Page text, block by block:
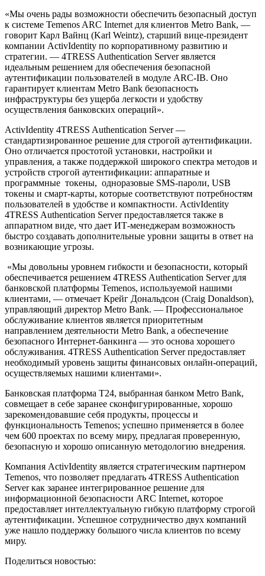
«Мы очень рады возможности обеспечить безопасный доступ
к системе Temenos ARC Internet для клиентов Metro Bank, —
говорит Карл Вайнц (Karl Weintz), старший вице-президент
компании ActivIdentity по корпоративному развитию и
стратегии. — 4TRESS Authentication Server является
идеальным решением для обеспечения безопасной
аутентификации пользователей в модуле ARC-IB. Оно
гарантирует клиентам Metro Bank безопасность
инфраструктуры без ущерба легкости и удобству
осуществления банковских операций».
ActivIdentity 4TRESS Authentication Server —
стандартизированное решение для строгой аутентификации.
Оно отличается простотой установки, настройки и
управления, а также поддержкой широкого спектра методов и
устройств строгой аутентификации: аппаратные и
программные токены, одноразовые SMS-пароли, USB
токены и смарт-карты, которые соответствуют потребностям
пользователей в удобстве и компактности. ActivIdentity
4TRESS Authentication Server предоставляется также в
аппаратном виде, что дает ИТ-менеджерам возможность
быстро создавать дополнительные уровни защиты в ответ на
возникающие угрозы.
«Мы довольны уровнем гибкости и безопасности, который
обеспечивается решением 4TRESS Authentication Server для
банковской платформы Temenos, используемой нашими
клиентами, — отмечает Крейг Дональдсон (Craig Donaldson),
управляющий директор Metro Bank. — Профессиональное
обслуживание клиентов является приоритетным
направлением деятельности Metro Bank, а обеспечение
безопасного Интернет-банкинга — это основа хорошего
обслуживания. 4TRESS Authentication Server предоставляет
необходимый уровень защиты финансовых онлайн-операций,
осуществляемых нашими клиентами».
Банковская платформа Т24, выбранная банком Metro Bank,
совмещает в себе заранее сконфигурированные, хорошо
зарекомендовавшие себя продукты, процессы и
функциональность Temenos; успешно применяется в более
чем 600 проектах по всему миру, предлагая проверенную,
безопасную и хорошо описанную методологию внедрения.
Компания ActivIdentity является стратегическим партнером
Temenos, что позволяет предлагать 4TRESS Authentication
Server как заранее интегрированное решение для
информационной безопасности ARC Internet, которое
предоставляет интеллектуальную гибкую платформу строгой
аутентификации. Успешное сотрудничество двух компаний
уже нашло поддержку большого числа клиентов по всему
миру.
Поделиться новостью: